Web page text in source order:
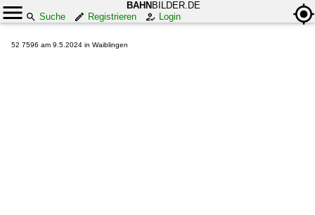
BAHN BILDER.DE
Suche
Registrieren Login
52 7596 am 9.5.2024 in Waiblingen